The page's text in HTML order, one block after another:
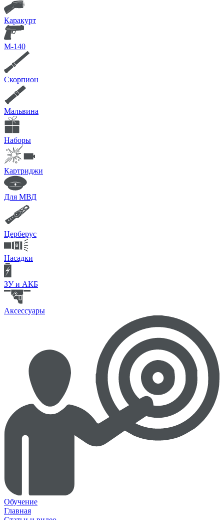
Каракурт
М-140
Скорпион
Мальвина
Наборы
Картриджи
Для МВД
Церберус
Насадки
ЗУ и АКБ
Аксессуары
Обучение
Главная